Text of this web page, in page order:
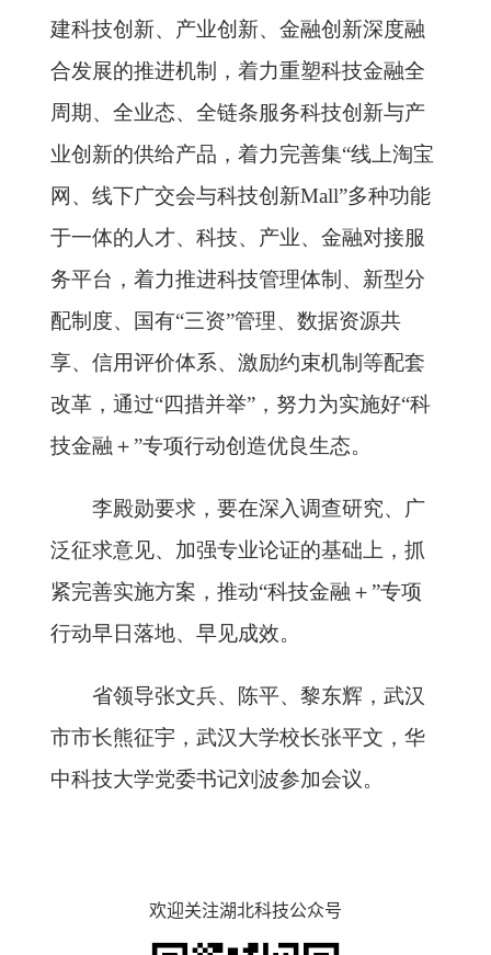
建科技创新、产业创新、金融创新深度融
合发展的推进机制，着力重塑科技金融全
周期、全业态、全链条服务科技创新与产
业创新的供给产品，着力完善集“线上淘宝
网、线下广交会与科技创新Mall”多种功能
于一体的人才、科技、产业、金融对接服
务平台，着力推进科技管理体制、新型分
配制度、国有“三资”管理、数据资源共
享、信用评价体系、激励约束机制等配套
改革，通过“四措并举”，努力为实施好“科
技金融＋”专项行动创造优良生态。
李殿勋要求，要在深入调查研究、广
泛征求意见、加强专业论证的基础上，抓
紧完善实施方案，推动“科技金融＋”专项
行动早日落地、早见成效。
省领导张文兵、陈平、黎东辉，武汉
市市长熊征宇，武汉大学校长张平文，华
中科技大学党委书记刘波参加会议。
欢迎关注湖北科技公众号